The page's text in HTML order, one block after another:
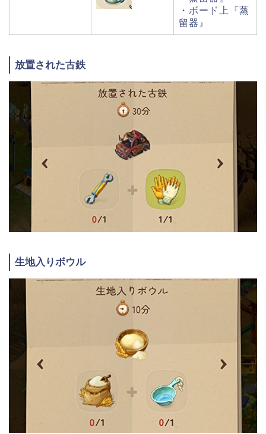
・ボード上『蒸
留器』
放置された古鉄
生地入りボウル